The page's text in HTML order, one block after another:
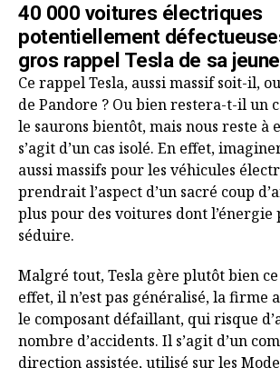
40 000 voitures électriques
potentiellement
gros rappel Tesla de sa
Ce rappel Tesla, aussi massif soit-il,
de Pandore ? Ou bien restera-t-il un
le saurons bientôt, mais nous reste à
s’agit d’un cas isolé. En effet,
aussi massifs pour les véhicules
prendrait l’aspect d’un sacré coup
plus pour des voitures dont l’énergie
séduire.
Malgré tout, Tesla gère plutôt bien
effet, il n’est pas généralisé, la firme
le composant défaillant, qui risque
nombre d’accidents. Il s’agit d’un
direction assistée, utilisé sur les